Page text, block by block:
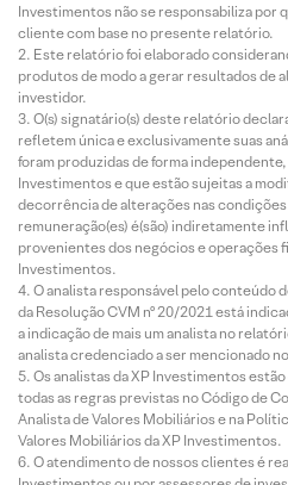
Investimentos não se responsabiliza por
cliente com base no presente relatório.
Este relatório foi elaborado
produtos de modo a gerar resultados de
investidor.
O(s) signatário(s) deste relatório
refletem única e exclusivamente suas
foram produzidas de forma
Investimentos e que estão sujeitas a
decorrência de alterações nas condições
remuneração(es) é(são) indiretamente
provenientes dos negócios e operações
Investimentos.
O analista responsável pelo conteúdo
da Resolução CVM nº 20/2021 está
a indicação de mais um analista no
analista credenciado a ser mencionado
Os analistas da XP Investimentos
todas as regras previstas no Código de
Analista de Valores Mobiliários e na
Valores Mobiliários da XP Investimentos.
O atendimento de nossos clientes é